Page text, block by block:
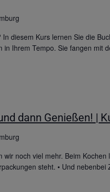
diesem Kurs lernen Sie die
in Ihrem Tempo. Sie fangen mit
dann Genießen! |
noch viel mehr. Beim Kochen
steht. • Und